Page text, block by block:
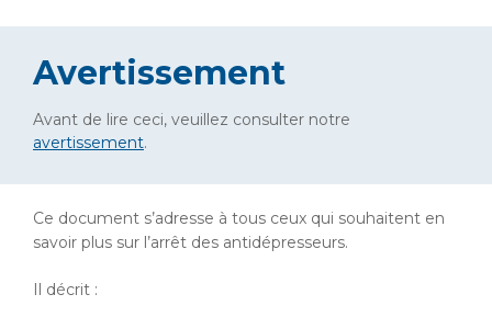
Avertissement
Avant de lire ceci, veuillez consulter notre
avertissement.
Ce document s’adresse à tous ceux qui souhaitent en
savoir plus sur l’arrêt des antidépresseurs.
Il décrit :